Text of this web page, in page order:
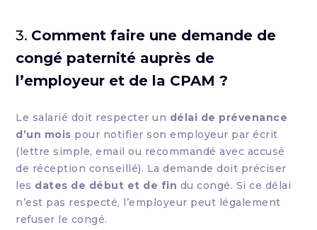
3. Comment faire une demande de
congé paternité auprès de
l’employeur et de la CPAM ?
Le salarié doit respecter un délai de prévenance
d’un mois pour notifier son employeur par écrit
(lettre simple, email ou recommandé avec accusé
de réception conseillé). La demande doit préciser
les dates de début et de fin du congé. Si ce délai
n’est pas respecté, l’employeur peut légalement
refuser le congé.